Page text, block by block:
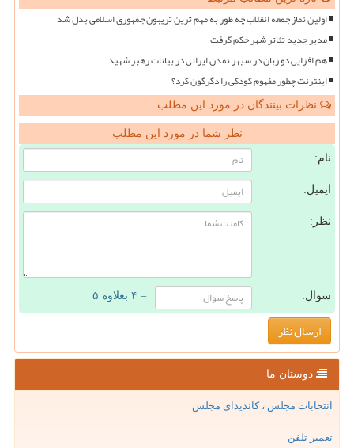
اولین نماز جمعه انقلاب چه طور به مهم ترین تریبون جمهوری اسلامی بدل شد
مدیر جدید تئاتر شهر حکم گرفت
هم افزایی دو زبان در سپهر تمدن ایرانی در بیانات رهبر شهید
اینترنت چطور مفهوم کودکی را دگرگون کرد؟
نظرات بینندگان در مورد این مطلب
نظر شما در مورد این مطلب
نام:
ایمیل:
نظر:
سوال: = ۴ بعلاوه ۵
دوستان ما
انتخابات مجلس ، کاندیدای مجلس
تعمیر تلفن